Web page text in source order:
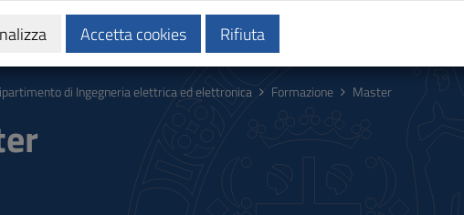
Persone
di Ingegneria elettrica ed elettronica Formazione Master
Accetta cookies Rifiuta